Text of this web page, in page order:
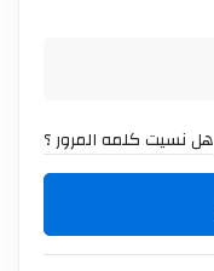
هل نسيت كلمه المرور ؟